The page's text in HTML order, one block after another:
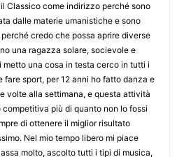
Classico come indirizzo perché sono
dalle materie umanistiche e sono
credo che possa aprire diverse
una ragazza solare, socievole e
una cosa in testa cerco in tutti i
fare sport, per 12 anni ho fatto danza e
volte alla settimana, e questa attività
competitiva più di quanto non lo fossi
di ottenere il miglior risultato
Nel mio tempo libero mi piace
molto, ascolto tutti i tipi di musica,